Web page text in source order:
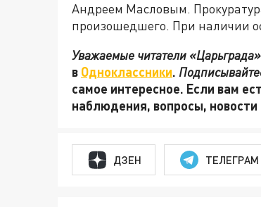
Андреем Масловым.
произошедшего. При наличии
Уважаемые читатели
в Одноклассники.
самое интересное. Если вам
наблюдения, вопросы,
ДЗЕН ТЕЛЕГРАМ